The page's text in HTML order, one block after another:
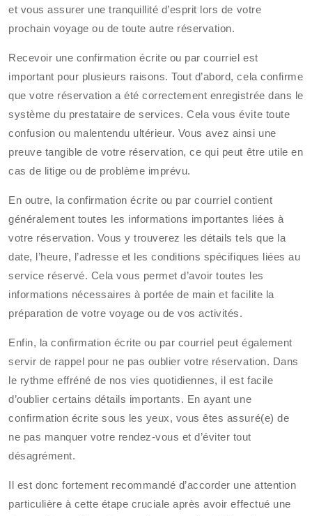
et vous assurer une tranquillité d’esprit lors de votre
prochain voyage ou de toute autre réservation.
Recevoir une confirmation écrite ou par courriel est
important pour plusieurs raisons. Tout d’abord, cela confirme
que votre réservation a été correctement enregistrée dans le
système du prestataire de services. Cela vous évite toute
confusion ou malentendu ultérieur. Vous avez ainsi une
preuve tangible de votre réservation, ce qui peut être utile en
cas de litige ou de problème imprévu.
En outre, la confirmation écrite ou par courriel contient
généralement toutes les informations importantes liées à
votre réservation. Vous y trouverez les détails tels que la
date, l’heure, l’adresse et les conditions spécifiques liées au
service réservé. Cela vous permet d’avoir toutes les
informations nécessaires à portée de main et facilite la
préparation de votre voyage ou de vos activités.
Enfin, la confirmation écrite ou par courriel peut également
servir de rappel pour ne pas oublier votre réservation. Dans
le rythme effréné de nos vies quotidiennes, il est facile
d’oublier certains détails importants. En ayant une
confirmation écrite sous les yeux, vous êtes assuré(e) de
ne pas manquer votre rendez-vous et d’éviter tout
désagrément.
Il est donc fortement recommandé d’accorder une attention
particulière à cette étape cruciale après avoir effectué une